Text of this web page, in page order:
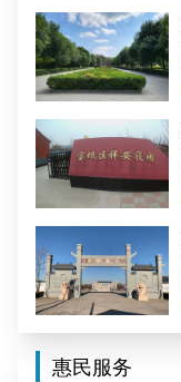
惠民服务